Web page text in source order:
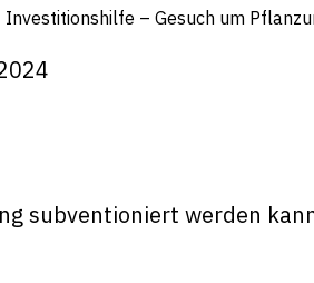
Investitionshilfe – Gesuch um
subventioniert werden